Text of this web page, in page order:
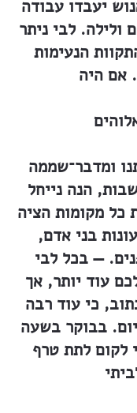
יעבדו עבודה
ולילה. לבי ניתר
הנעימות
אם היה
ומדבר־שממה
הנה נייחל
כל מקומות הציה
בני אדם,
— בכל לבי
עוד יותר, אך
כי עוד רבה
בבוקר בשעה
לקום לתת טרף